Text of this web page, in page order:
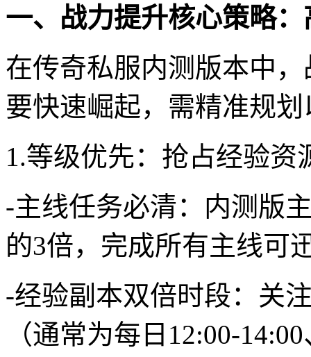
一、战力提升核心策略
在传奇私服内测版本中
要快速崛起，需精准规
1.等级优先：抢占经验资
-主线任务必清：内测版
的3倍，完成所有主线可
-经验副本双倍时段：关
（通常为每日12:00-